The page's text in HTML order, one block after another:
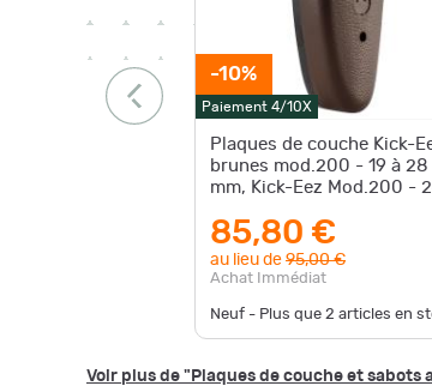
-10%
Paiement 4/10X
Plaques de couche Kick-
brunes mod.200 - 19 à 28
mm, Kick-Eez Mod.200 -
85,80 €
au lieu de 95,00 €
Achat Immédiat
Neuf - Plus que 2 articles en
Voir plus de "Plaques de couche et sabots